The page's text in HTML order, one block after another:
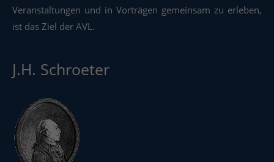
Veranstaltungen und in Vorträgen gemeinsam zu erleben,
ist das Ziel der AVL.
J.H. Schroeter